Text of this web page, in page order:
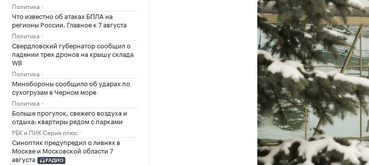
Политика
Что известно об атаках БПЛА на
регионы России. Главное к 7 августа
Политика
Свердловский губернатор сообщил о
падении трех дронов на крышу склада
WB
Политика
Минобороны сообщило об ударах по
сухогрузам в Черном море
Политика
Больше прогулок, свежего воздуха и
отдыха: квартиры рядом с парками
РБК и ПИК Серия плюс
Синоптик предупредил о ливнях в
Москве и Московской области 7
августа
РАДИО